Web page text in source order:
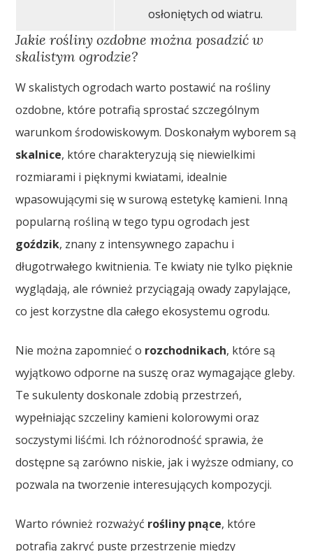
osłoniętych od wiatru.
Jakie rośliny ozdobne można posadzić w
skalistym ogrodzie?
W skalistych ogrodach warto postawić na rośliny
ozdobne, które potrafią sprostać szczególnym
warunkom środowiskowym. Doskonałym wyborem są
skalnice, które charakteryzują się niewielkimi
rozmiarami i pięknymi kwiatami, idealnie
wpasowującymi się w surową estetykę kamieni. Inną
popularną rośliną w tego typu ogrodach jest
goździk, znany z intensywnego zapachu i
długotrwałego kwitnienia. Te kwiaty nie tylko pięknie
wyglądają, ale również przyciągają owady zapylające,
co jest korzystne dla całego ekosystemu ogrodu.
Nie można zapomnieć o rozchodnikach, które są
wyjątkowo odporne na suszę oraz wymagające gleby.
Te sukulenty doskonale zdobią przestrzeń,
wypełniając szczeliny kamieni kolorowymi oraz
soczystymi liśćmi. Ich różnorodność sprawia, że
dostępne są zarówno niskie, jak i wyższe odmiany, co
pozwala na tworzenie interesujących kompozycji.
Warto również rozważyć rośliny pnące, które
potrafią zakryć puste przestrzenie między